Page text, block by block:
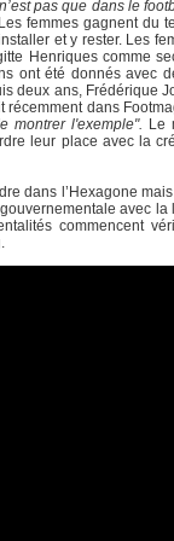
pas que dans le
femmes gagnent du
et y rester. Les
Henriques comme
ont été donnés avec
deux ans, Frédérique
dans
montrer l'exemple". Le
leur place avec la
dans l’Hexagone
avec
commencent